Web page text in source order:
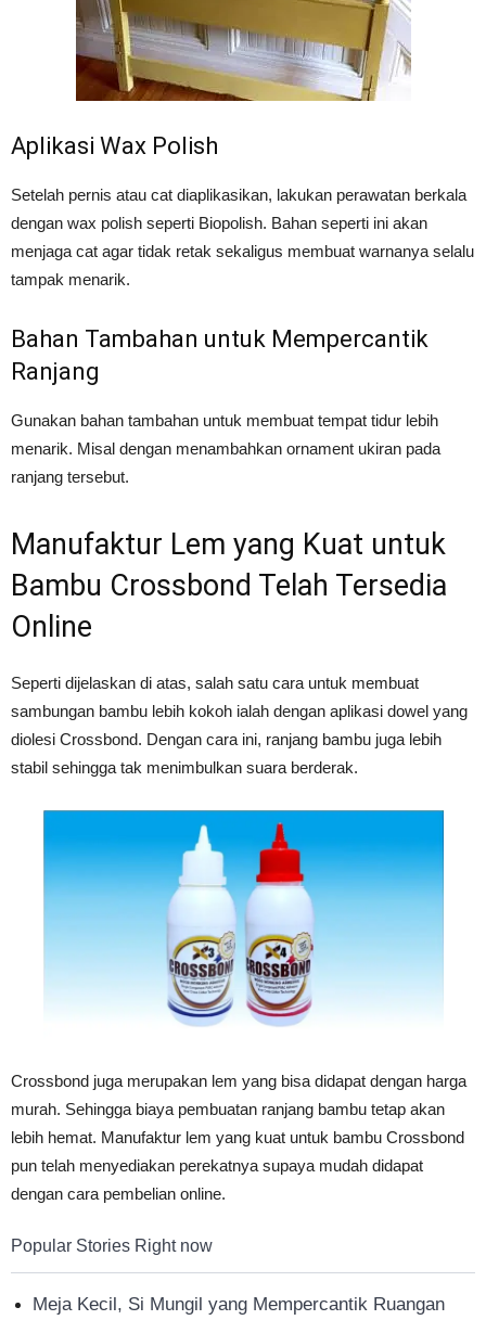
Aplikasi Wax Polish
Setelah pernis atau cat diaplikasikan, lakukan perawatan berkala
dengan wax polish seperti Biopolish. Bahan seperti ini akan
menjaga cat agar tidak retak sekaligus membuat warnanya selalu
tampak menarik.
Bahan Tambahan untuk Mempercantik
Ranjang
Gunakan bahan tambahan untuk membuat tempat tidur lebih
menarik. Misal dengan menambahkan ornament ukiran pada
ranjang tersebut.
Manufaktur Lem yang Kuat untuk
Bambu Crossbond Telah Tersedia
Online
Seperti dijelaskan di atas, salah satu cara untuk membuat
sambungan bambu lebih kokoh ialah dengan aplikasi dowel yang
diolesi Crossbond. Dengan cara ini, ranjang bambu juga lebih
stabil sehingga tak menimbulkan suara berderak.
Crossbond juga merupakan lem yang bisa didapat dengan harga
murah. Sehingga biaya pembuatan ranjang bambu tetap akan
lebih hemat. Manufaktur lem yang kuat untuk bambu Crossbond
pun telah menyediakan perekatnya supaya mudah didapat
dengan cara pembelian online.
Popular Stories Right now
Meja Kecil, Si Mungil yang Mempercantik Ruangan